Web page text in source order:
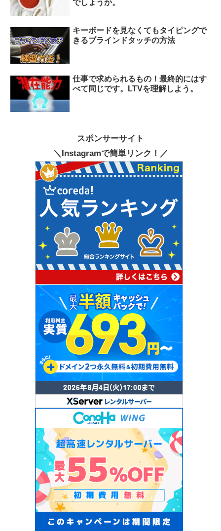
でしょうか。
キーボードを見なくてもタイピングで
きるブラインドタッチの方法
仕事で求められるもの！最終的にはす
べて同じです。LTVを理解しよう。
スポンサーサイト
＼Instagramで簡単リンク！／